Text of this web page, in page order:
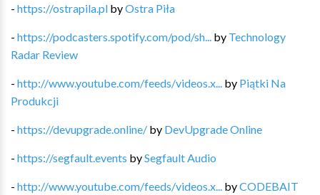
- https://ostrapila.pl byOstra Piła
- https://podcasters.spotify.com/pod/sh... by Technology
Radar Review
- http://www.youtube.com/feeds/videos.x... by Piątki Na
Produkcji
- https://devupgrade.online/ by DevUpgrade Online
- https://segfault.events bySegfault Audio
- http://www.youtube.com/feeds/videos.x... byCODEBAIT